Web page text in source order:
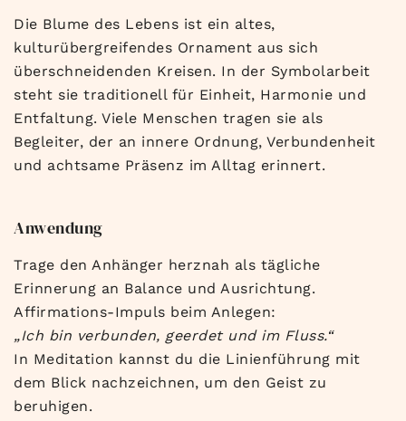
Die Blume des Lebens ist ein altes,
kulturübergreifendes Ornament aus sich
überschneidenden Kreisen. In der Symbolarbeit
steht sie traditionell für Einheit, Harmonie und
Entfaltung. Viele Menschen tragen sie als
Begleiter, der an innere Ordnung, Verbundenheit
und achtsame Präsenz im Alltag erinnert.
Anwendung
Trage den Anhänger herznah als tägliche
Erinnerung an Balance und Ausrichtung.
Affirmations-Impuls beim Anlegen:
„Ich bin verbunden, geerdet und im Fluss.“
In Meditation kannst du die Linienführung mit
dem Blick nachzeichnen, um den Geist zu
beruhigen.